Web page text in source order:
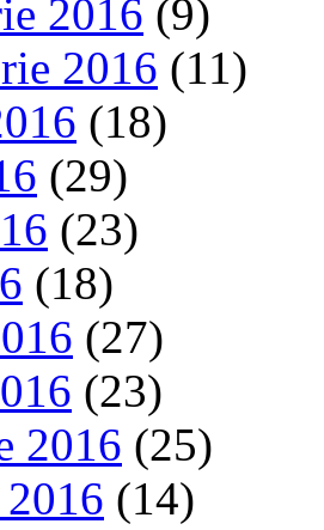
2016 (9)
2016 (11)
(18)
(29)
(23)
(18)
(27)
(23)
2016 (25)
(14)